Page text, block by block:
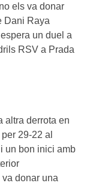
els va donar
Dani Raya
un duel a
RSV a Prada
altra derrota en
29-22 al
un bon inici amb
donar una